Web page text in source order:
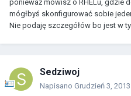
ponieważ mówisz o RHELu, gdzie
mógłbyś skonfigurować sobie
Nie podaję szczegółów bo jest w
Sedziwoj
Napisano Grudzień 3, 2013